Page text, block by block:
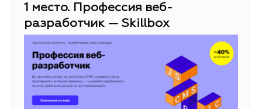
1 место. Профессия веб-
разработчик — Skillbox